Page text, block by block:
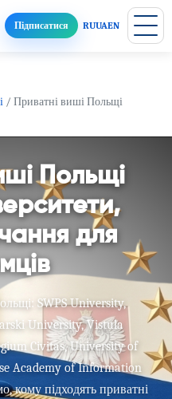
Підписатися RUUAEN
/ Приватні виші Польщі
Польщі
для
SWPS University,
University, Vistula
Civitas, University of
Academy of Information
кому підходять приватні